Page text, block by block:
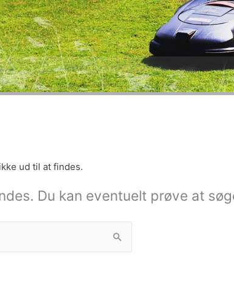
ud til at findes.
Du kan eventuelt prøve at